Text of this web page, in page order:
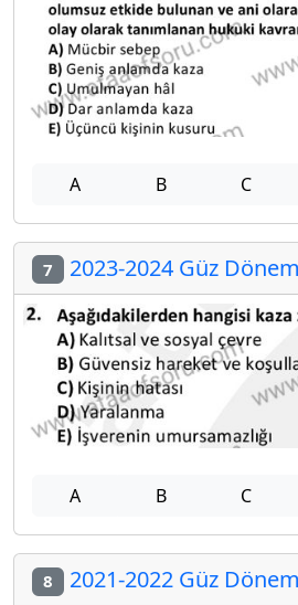
A B C
7 2023-2024 Güz
A B C
8 2021-2022 Güz